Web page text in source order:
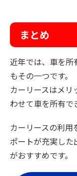
まとめ
近年では、車を所
もその一つです。
カーリースはメ
わせて車を所有で
カーリースの利
ポートが充実した
がおすすめです。